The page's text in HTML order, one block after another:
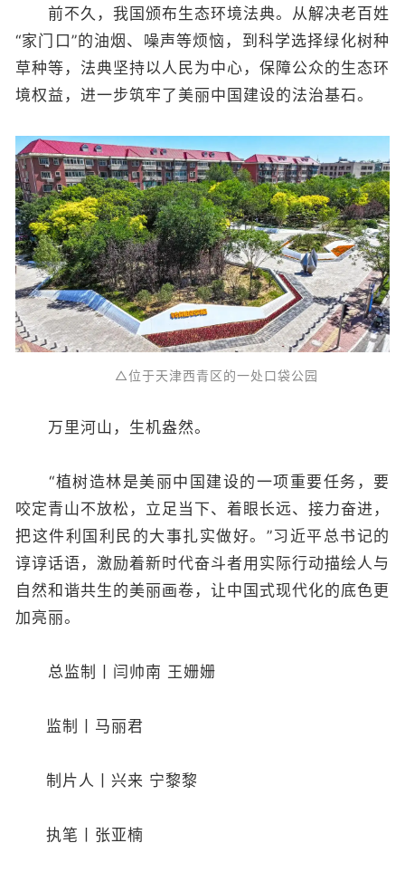
前不久，我国颁布生态环境法典。从解决老百姓
“家门口”的油烟、噪声等烦恼，到科学选择绿化树种
草种等，法典坚持以人民为中心，保障公众的生态环
境权益，进一步筑牢了美丽中国建设的法治基石。
△位于天津西青区的一处口袋公园
万里河山，生机盎然。
“植树造林是美丽中国建设的一项重要任务，要
咬定青山不放松，立足当下、着眼长远、接力奋进，
把这件利国利民的大事扎实做好。”习近平总书记的
谆谆话语，激励着新时代奋斗者用实际行动描绘人与
自然和谐共生的美丽画卷，让中国式现代化的底色更
加亮丽。
总监制丨闫帅南 王姗姗
监制丨马丽君
制片人丨兴来 宁黎黎
执笔丨张亚楠